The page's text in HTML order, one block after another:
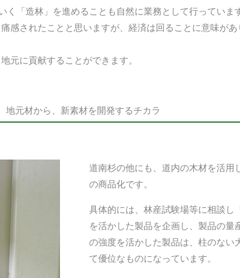
「造林」を進めることも自然に業務として行ってい
感されたことと思いますが、経済は回ることに意味が
元に貢献することができます。
地元材から、新素材を開発するチカラ
道南杉の他にも、道内の木材を活用
の商品化です。
具体的には、林産試験場等に相談し
を活かした製品を企画し、製品の
の強度を活かした製品は、柱のない
て優位なものになっています。